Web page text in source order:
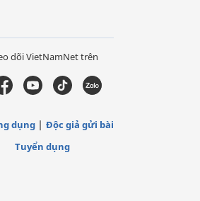
dõi VietNamNet trên
dụng
Độc giả gửi bài
Tuyển dụng